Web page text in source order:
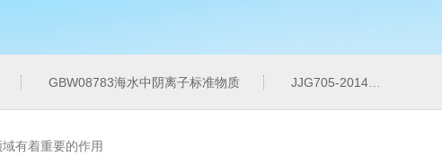
GBW08783海水中阴离子标准物质 JJG705-2014液相色谱仪紫外检测线性范围标准溶液
有着重要的作用